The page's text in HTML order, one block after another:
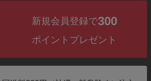
新規会員登録で300
ポイントプレゼント